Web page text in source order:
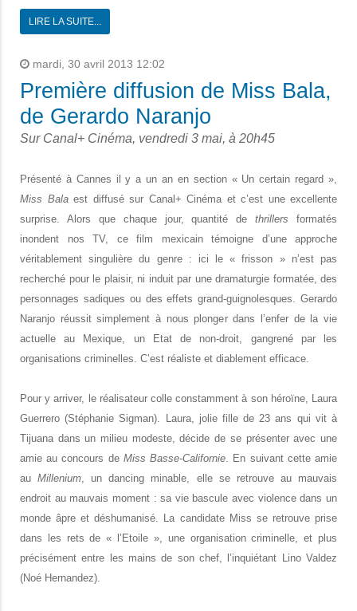
LIRE LA SUITE...
mardi, 30 avril 2013 12:02
Première diffusion de Miss Bala,
de Gerardo Naranjo
Sur Canal+ Cinéma, vendredi 3 mai, à 20h45
Présenté à Cannes il y a un an en section « Un certain regard »,
Miss Bala est diffusé sur Canal+ Cinéma et c’est une excellente
surprise. Alors que chaque jour, quantité dethrillers formatés
inondent nos TV, ce film mexicain témoigne d’une approche
véritablement singulière du genre : ici le « frisson » n’est pas
recherché pour le plaisir, ni induit par une dramaturgie formatée, des
personnages sadiques ou des effets grand-guignolesques. Gerardo
Naranjo réussit simplement à nous plonger dans l’enfer de la vie
actuelle au Mexique, un Etat de non-droit, gangrené par les
organisations criminelles. C’est réaliste et diablement efficace.
Pour y arriver, le réalisateur colle constamment à son héroïne, Laura
Guerrero (Stéphanie Sigman). Laura, jolie fille de 23 ans qui vit à
Tijuana dans un milieu modeste, décide de se présenter avec une
amie au concours de Miss Basse-Californie. En suivant cette amie
auMillenium, un dancing minable, elle se retrouve au mauvais
endroit au mauvais moment : sa vie bascule avec violence dans un
monde âpre et déshumanisé. La candidate Miss se retrouve prise
dans les rets de « l’Etoile », une organisation criminelle, et plus
précisément entre les mains de son chef, l’inquiétant Lino Valdez
(Noé Hernandez).